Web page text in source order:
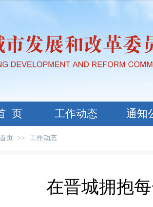
页 工作动态 通知
首页 >> 工作动态
在晋城拥抱